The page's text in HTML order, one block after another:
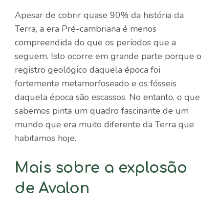
Apesar de cobrir quase 90% da história da
Terra, a era Pré-cambriana é menos
compreendida do que os períodos que a
seguem. Isto ocorre em grande parte porque o
registro geológico daquela época foi
fortemente metamorfoseado e os fósseis
daquela época são escassos. No entanto, o que
sabemos pinta um quadro fascinante de um
mundo que era muito diferente da Terra que
habitamos hoje.
Mais sobre a explosão
de Avalon